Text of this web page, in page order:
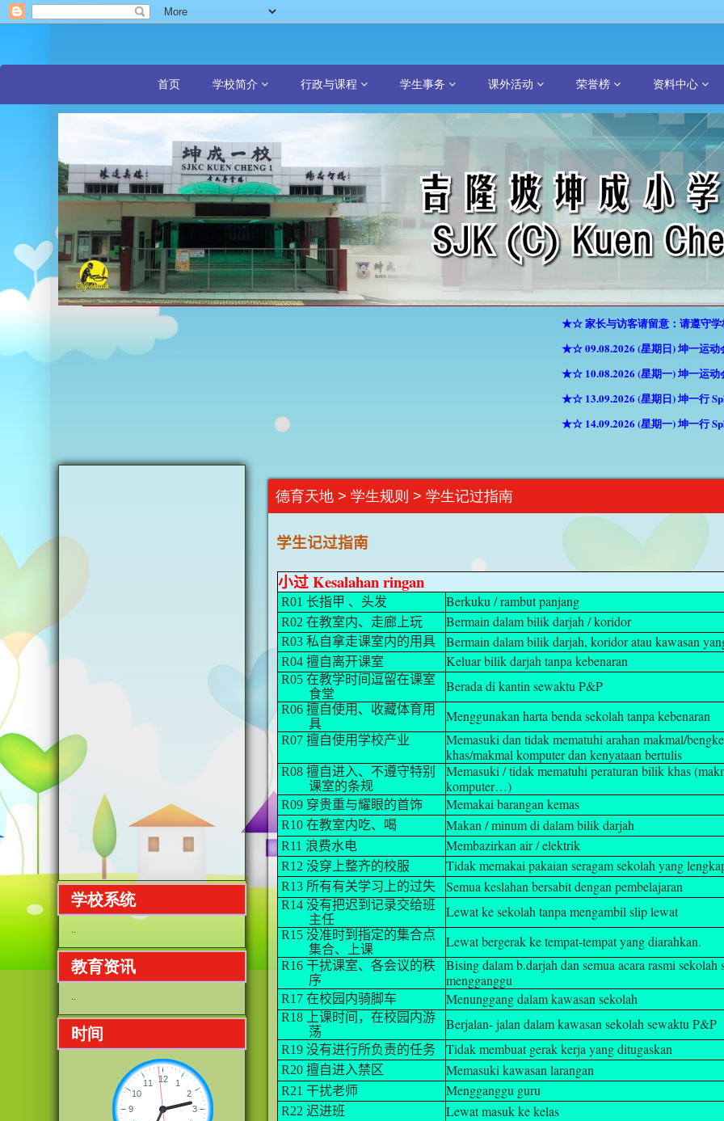
首页 学校简介 行政与课程 学生事务 课外活动 荣誉榜 资料中心
★☆ 家长与访客请留意：请遵守学校
★☆ 09.08.2026 (星期日) 坤一运动会
★☆ 10.08.2026 (星期一) 坤一运动会
★☆ 13.09.2026 (星期日) 坤一行
★☆ 14.09.2026 (星期一) 坤一行
德育天地 > 学生规则 > 学生记过指南
学生记过指南
小过Kesalahan ringan
R01 长指甲 、头发 Berkuku / rambut panjang
R02在教室内、走廊上玩 Bermain dalam bilik darjah / koridor
R03私自拿走课室内的用具 Bermain dalam bilik darjah, koridor atau kawasan
R04擅自离开课室 Keluar bilik darjah tanpa kebenaran
R05在教学时间逗留在课室
食堂
Berada di kantin sewaktu P&P
R06擅自使用、收藏体育用
具
Menggunakan harta benda sekolah tanpa kebenaran
R07擅自使用学校产业
Memasuki dan tidak mematuhi arahan makmal/
khas/makmal komputer dan kenyataan bertulis
R08擅自进入、不遵守特别
课室的条规
Memasuki / tidak mematuhi peraturan bilik khas
komputer…)
R09 穿贵重与耀眼的首饰 Memakai barangan kemas
R10在教室内吃、喝 Makan / minum di dalam bilik darjah
R11 浪费水电 Membazirkan air / elektrik
R12没穿上整齐的校服 Tidak memakai pakaian seragam sekolah yang
R13 所有有关学习上的过失 Semua keslahan bersabit dengan pembelajaran
R14没有把迟到记录交给班
主任
Lewat ke sekolah tanpa mengambil slip lewat
R15没准时到指定的集合点
集合、上课
Lewat bergerak ke tempat-tempat yang diarahkan.
R16干扰课室、各会议的秩
序
Bising dalam b.darjah dan semua acara rasmi sekolah
mengganggu
R17在校园内骑脚车 Menunggang dalam kawasan sekolah
R18
上课时间，在校园内游
荡
Berjalan- jalan dalam kawasan sekolah sewaktu P&P
R19没有进行所负责的任务 Tidak membuat gerak kerja yang ditugaskan
R20擅自进入禁区 Memasuki kawasan larangan
R21干扰老师 Mengganggu guru
R22迟进班 Lewat masuk ke kelas
学校系统
..
教育资讯
..
时间